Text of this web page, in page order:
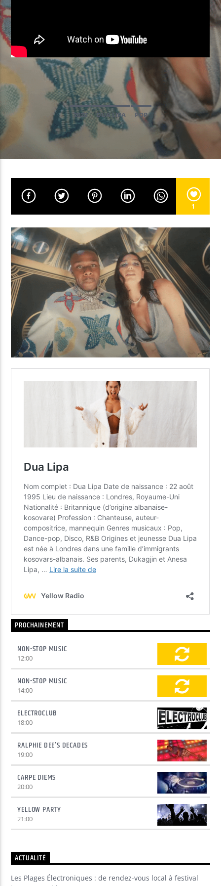
EN CE MOMENT
INTO THE GROOVE
DAVID MORALES / GEORGIA CEE
EMISSION EN COURS
NON-STOP MUSIC
09:00 11:59
NON-STOP MUSIC
12:00
Yellow Radio
Yellow Riviera
Yellow Party
2020 DUA LIPA POP
1
PROCHAINEMENT
NON-STOP MUSIC
12:00
NON-STOP MUSIC
14:00
ELECTROCLUB
18:00
RALPHIE DEE’S DECADES
19:00
CARPE DIEMS
20:00
YELLOW PARTY
21:00
ACTUALITÉ
Les Plages Électroniques : de rendez-vous local à festival